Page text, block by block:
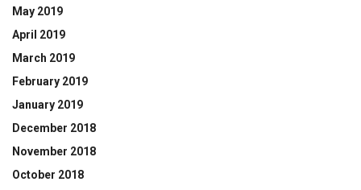
May 2019
April 2019
March 2019
February 2019
January 2019
December 2018
November 2018
October 2018